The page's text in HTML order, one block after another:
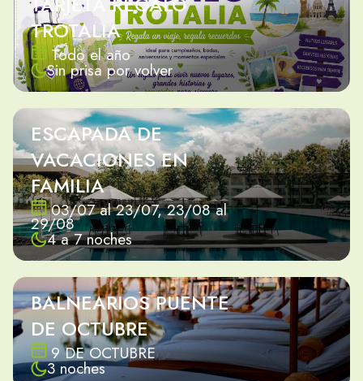
TROTALIA
Todo el año
Sin prisa por volver
ESCAPADA DE
VACACIONES EN
FAMILIA
03/07 al 23/07, 23/08 al
29/08
4 a 7 noches
BALNEARIOS PUENTE
DE OCTUBRE
9 DE OCTUBRE
3 noches